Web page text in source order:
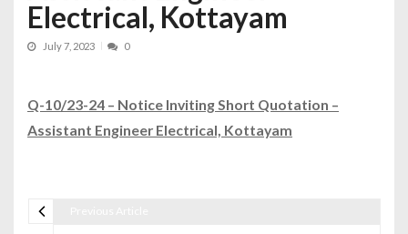
Electrical, Kottayam
July 7, 2023 0
Q-10/23-24 – Notice Inviting Short Quotation –
Assistant Engineer Electrical, Kottayam